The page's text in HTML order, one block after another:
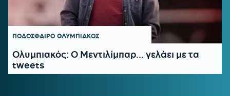
ΠΟΔΟΣΦΑΙΡΟ ΟΛΥΜΠΙΑΚΟΣ
Ολυμπιακός: Ο Μεντιλίμπαρ... γελάει με τα
tweets